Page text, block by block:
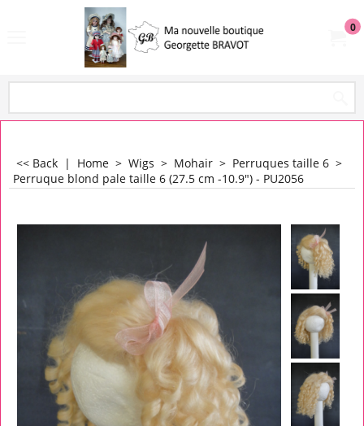
0
<< Back | Home > Wigs > Mohair > Perruques taille 6 >
Perruque blond pale taille 6 (27.5 cm -10.9") - PU2056